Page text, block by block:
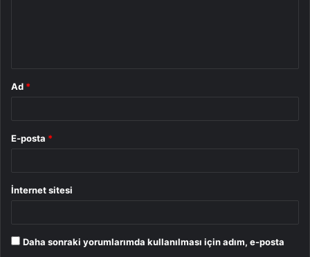
Ad *
E-posta *
İnternet sitesi
Daha sonraki yorumlarımda kullanılması için adım, e-posta